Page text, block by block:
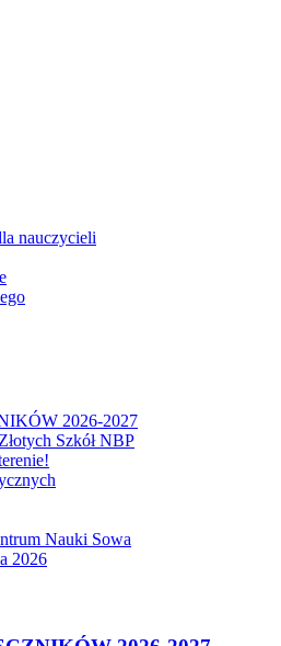
nauczycieli
2026-2027
Szkół NBP
Nauki Sowa
2026